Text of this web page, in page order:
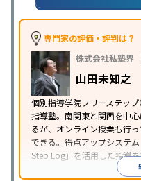
特徴
中高一貫校生
保証制度あり
トを利用 オ
講習のみの受
専門家の評価・評判は？
株式会社私塾界
山田未知之
個別指導学院フリーステッ
指導塾。南関東と関西を中
るが、オンライン授業も行
できる。得点アップシステ
Step Log」を活用した指導を